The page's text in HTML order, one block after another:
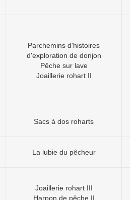
Parchemins d'histoires
d'exploration de donjon
Pêche sur lave
Joaillerie rohart II
Sacs à dos roharts
La lubie du pêcheur
Joaillerie rohart III
Harpon de pêche II